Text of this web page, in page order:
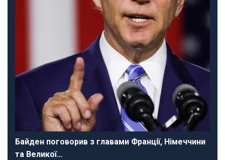
Байден поговорив з главами Франції, Німеччини
та Великої…